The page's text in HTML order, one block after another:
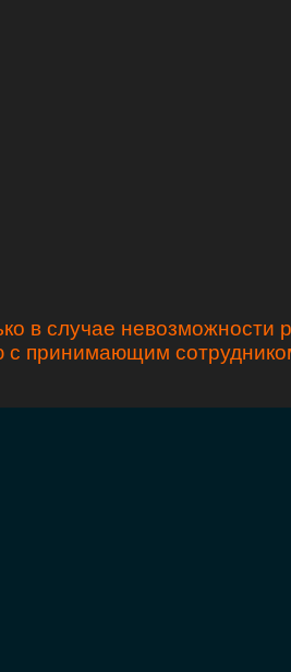
в случае невозможности
с принимающим